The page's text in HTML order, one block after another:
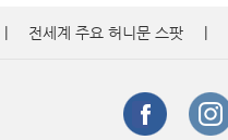
전세계 주요 허니문 스팟